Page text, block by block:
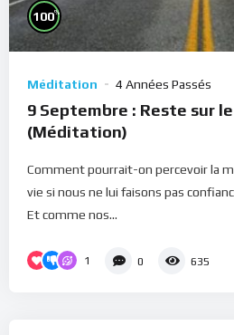
100%
Méditation 4 Années Passés
9 Septembre : Reste sur
(Méditation)
Comment pourrait-on percevoir la
vie si nous ne lui faisons pas
Et comme nos...
1 0 635